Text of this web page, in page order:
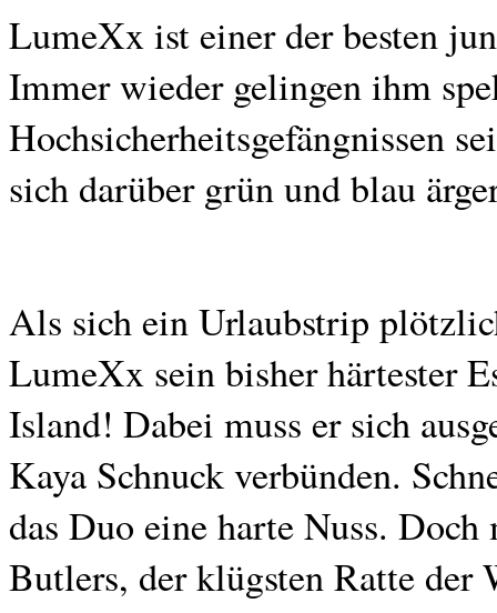
LumeXx ist einer der besten
Immer wieder gelingen ihm
Hochsicherheitsgefängnissen
sich darüber grün und blau
Als sich ein Urlaubstrip
LumeXx sein bisher härtester
Island! Dabei muss er sich
Kaya Schnuck verbünden.
das Duo eine harte Nuss.
Butlers, der klügsten Ratte der